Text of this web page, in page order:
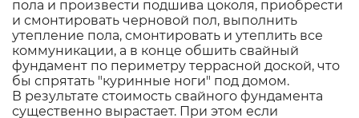
пола и произвести подшива цоколя, приобрести
и смонтировать черновой пол, выполнить
утепление пола, смонтировать и утеплить все
коммуникации, а в конце обшить свайный
фундамент по периметру террасной доской, что
бы спрятать "куринные ноги" под домом.
В результате стоимость свайного фундамента
существенно вырастает. При этом если